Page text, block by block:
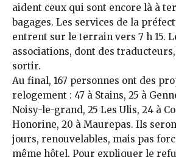
aident ceux qui sont encore là à
bagages. Les services de la
entrent sur le terrain vers 7 h 15.
associations, dont des
sortir.
Au final, 167 personnes ont des
relogement : 47 à Stains, 25 à
Noisy-le-grand, 25 Les Ulis, 24 à
Honorine, 20 à Mau­repas. Ils
jours, renouvelables, mais pas
même hôtel. Pour expliquer le